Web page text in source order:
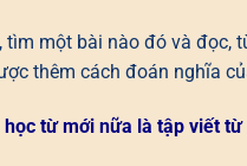
tìm một bài nào đó và
thêm cách đoán nghĩa
từ mới nữa là tập viết